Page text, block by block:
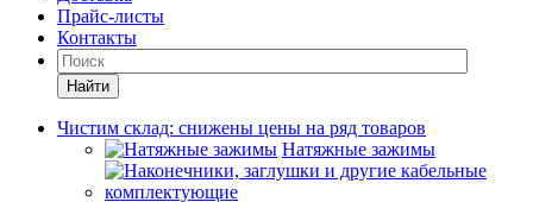
Прайс-листы
Контакты
Найти
Чистим склад: снижены цены на ряд товаров
Натяжные зажимы